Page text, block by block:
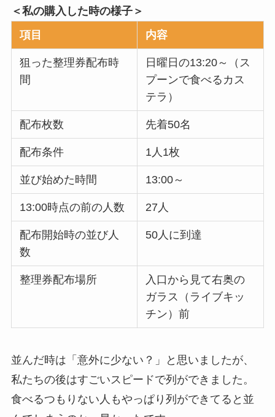
＜私の購入した時の様子＞
項目
内容
狙った整理券配布時
間
日曜日の13:20～（ス
プーンで食べるカス
テラ）
配布枚数 先着50名
配布条件 1人1枚
並び始めた時間 13:00～
13:00時点の前の人数 27人
配布開始時の並び人
数
50人に到達
整理券配布場所
入口から見て右奥の
ガラス（ライブキッ
チン）前
並んだ時は「意外に少ない？」と思いましたが、
私たちの後はすごいスピードで列ができました。
食べるつもりない人もやっぱり列ができてると並